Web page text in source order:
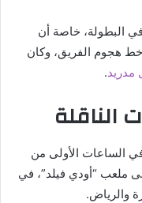
في البطولة، خاصة أن
خط هجوم الفريق، وكان
مدريد.
الناقلة
في الساعات الأولى من
الموافق 23 يونيو 2025، على ملعب “أودي فيلد”، في
والرياض.